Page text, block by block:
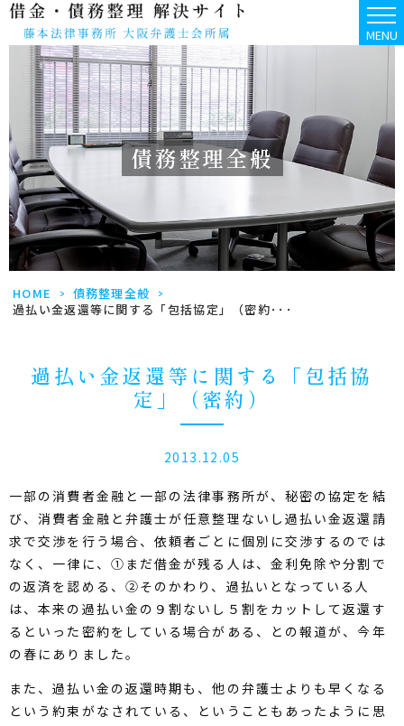
MENU
債務整理全般
HOME > 債務整理全般 >
過払い金返還等に関する「包括協定」（密約･･･
過払い金返還等に関する「包括協
定」（密約）
2013.12.05
一部の消費者金融と一部の法律事務所が、秘密の協定を結
び、消費者金融と弁護士が任意整理ないし過払い金返還請
求で交渉を行う場合、依頼者ごとに個別に交渉するのでは
なく、一律に、①まだ借金が残る人は、金利免除や分割で
の返済を認める、②そのかわり、過払いとなっている人
は、本来の過払い金の９割ないし５割をカットして返還す
るといった密約をしている場合がある、との報道が、今年
の春にありました。
また、過払い金の返還時期も、他の弁護士よりも早くなる
という約束がなされている、ということもあったように思